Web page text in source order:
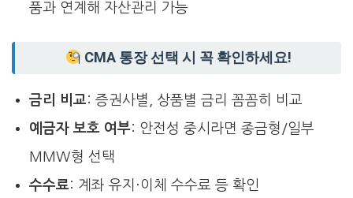
품과 연계해 자산관리 가능
CMA 통장 선택 시 꼭 확인하세요!
금리 비교: 증권사별, 상품별 금리 꼼꼼히 비교
예금자 보호 여부: 안전성 중시라면 종금형/일부
MMW형 선택
수수료: 계좌 유지·이체 수수료 등 확인